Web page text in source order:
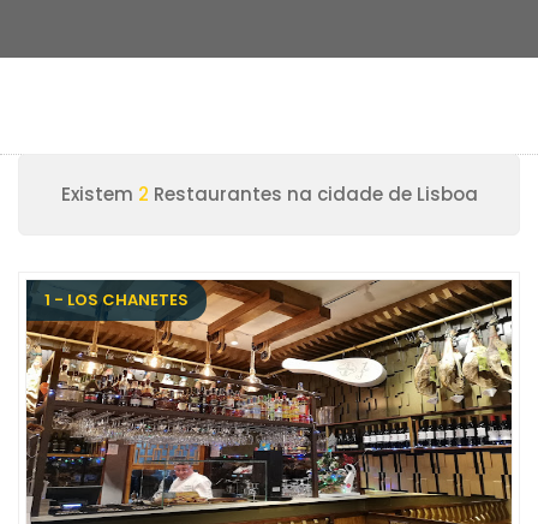
Existem 2 Restaurantes na cidade de Lisboa
1 - LOS CHANETES